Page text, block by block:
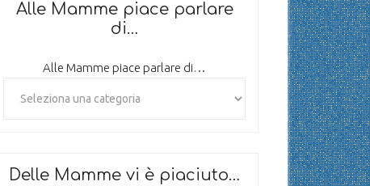
Alle Mamme piace parlare
di…
Alle Mamme piace parlare di…
Delle Mamme vi è piaciuto…